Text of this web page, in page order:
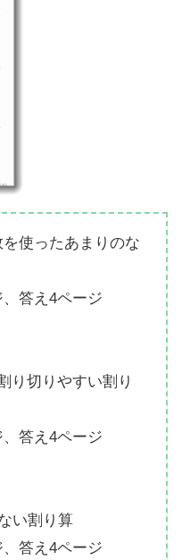
使ったあまりのな
答え4ページ
切りやすい割り
答え4ページ
い割り算
答え4ページ